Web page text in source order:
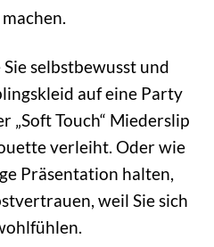
selbstbewusst und
auf eine Party
„Soft Touch“ Miederslip
verleiht. Oder wie
Präsentation halten,
weil Sie sich